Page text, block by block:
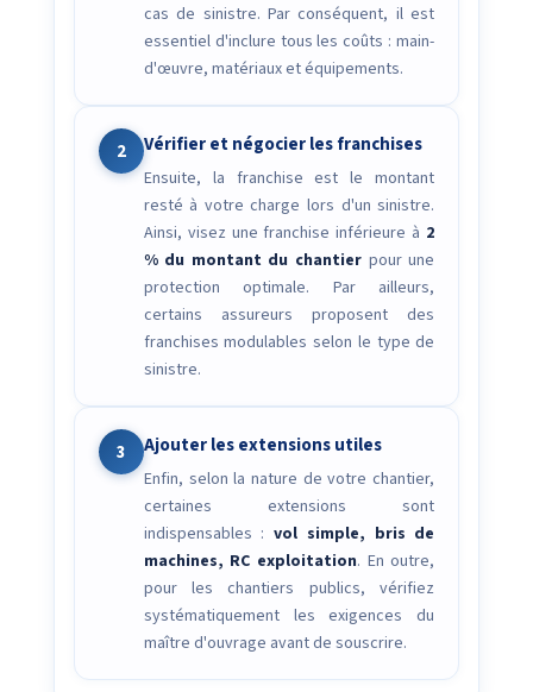
cas de sinistre. Par conséquent, il est
essentiel d'inclure tous les coûts : main-
d'œuvre, matériaux et équipements.
2 Vérifier et négocier les franchises
Ensuite, la franchise est le montant
resté à votre charge lors d'un sinistre.
Ainsi, visez une franchise inférieure à 2
% du montant du chantier pour une
protection optimale. Par ailleurs,
certains assureurs proposent des
franchises modulables selon le type de
sinistre.
3 Ajouter les extensions utiles
Enfin, selon la nature de votre chantier,
certaines extensions sont
indispensables :vol simple, bris de
machines, RC exploitation. En outre,
pour les chantiers publics, vérifiez
systématiquement les exigences du
maître d'ouvrage avant de souscrire.